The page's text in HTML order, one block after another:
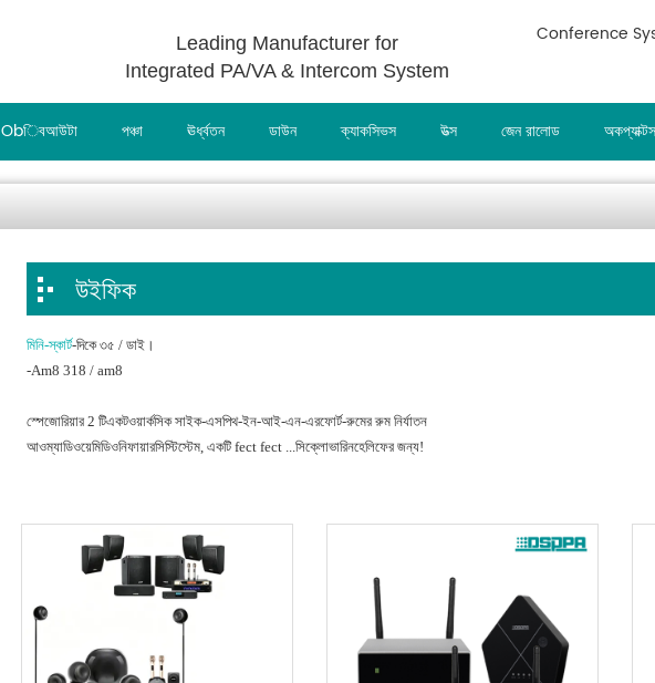
Leading Manufacturer for
Integrated PA/VA & Intercom System
Conference
Obিবআউটা পঞ্চা ঊর্ধ্বতন ডাউন ক্যাকসিভস উত্স জেন রালোড অকপ্যাক্টস
উইফিক
মিনি-স্কার্ট-দিকে ৩৫ / ডাই।
-Am8 318 / am8
স্পেজোরিয়ার 2 টিএকটওয়ার্কসিক সাইক-এসপিথ-ইন-আই-এন-এরফোর্ট-রুমের রুম নির্যাতন
আওম্যাডিওয়েমিডিওনিফায়ারসিস্টিস্টেম, একটি fect fect ...সিক্লোভারিনহেলিফের জন্য!